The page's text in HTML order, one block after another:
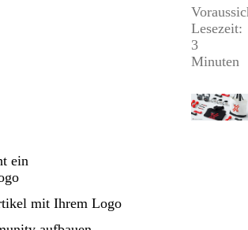
Lesezeit:
3
Minuten
ein
mit Ihrem Logo